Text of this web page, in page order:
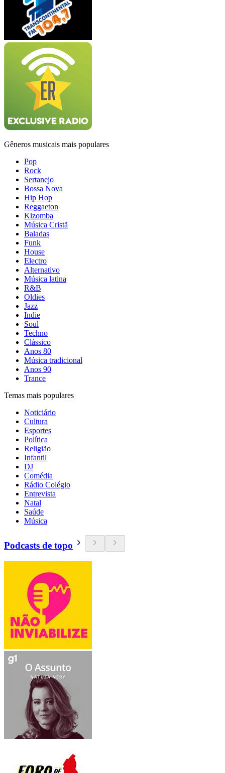
Gêneros musicais mais populares
Pop
Rock
Sertanejo
Bossa Nova
Hip Hop
Reggaeton
Kizomba
Música Cristã
Baladas
Funk
House
Electro
Alternativo
Música latina
R&B
Oldies
Jazz
Indie
Soul
Techno
Clássico
Anos 80
Música tradicional
Anos 90
Trance
Temas mais populares
Noticiário
Cultura
Esportes
Política
Religião
Infantil
DJ
Comédia
Rádio Colégio
Entrevista
Natal
Saúde
Música
Podcasts de topo